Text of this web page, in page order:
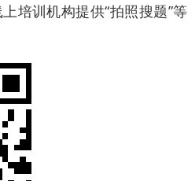
培训机构提供“拍照搜题”等